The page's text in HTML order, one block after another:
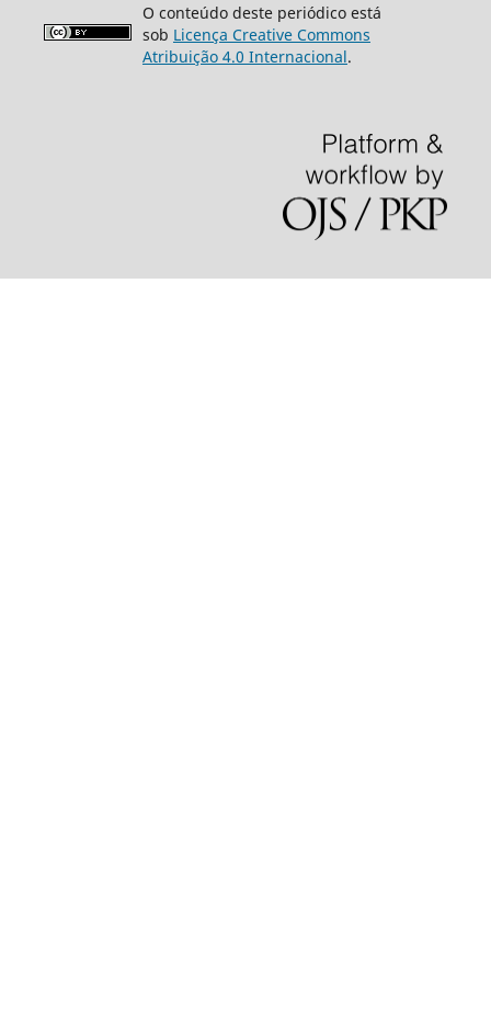
O conteúdo deste periódico está
sob Licença Creative Commons
Atribuição 4.0 Internacional.